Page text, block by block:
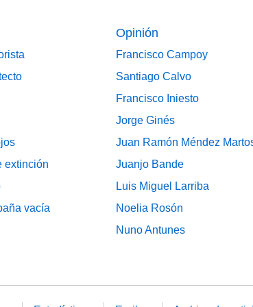
extinción
vacía
Opinión
Francisco Campoy
Santiago Calvo
Francisco Iniesto
Jorge Ginés
Juan Ramón Méndez
Juanjo Bande
Luis Miguel Larriba
Noelia Rosón
Nuno Antunes